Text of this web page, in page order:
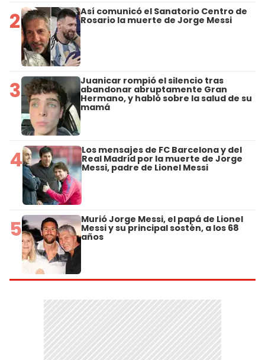
2 Así comunicó el Sanatorio Centro de
Rosario la muerte de Jorge Messi
3 Juanicar rompió el silencio tras
abandonar abruptamente Gran
Hermano, y habló sobre la salud de su
mamá
4 Los mensajes de FC Barcelona y del
Real Madrid por la muerte de Jorge
Messi, padre de Lionel Messi
5 Murió Jorge Messi, el papá de Lionel
Messi y su principal sostén, a los 68
años